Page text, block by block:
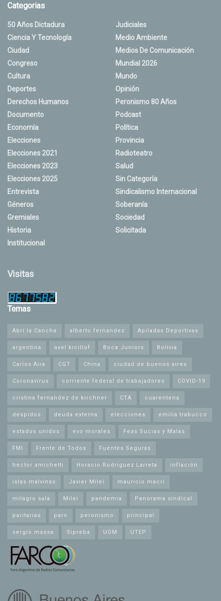
Categorias
50 Años Dictadura
Ciencia Y Tecnología
Ciudad
Congreso
Cultura
Deportes
Derechos Humanos
Documento
Economía
Elecciones
Elecciones 2021
Elecciones 2023
Elecciones 2025
Entrevista
Géneros
Gremiales
Historia
Institucional
Judiciales
Medio Ambiente
Medios De Comunicación
Mundial 2026
Mundo
Opinión
Peronismo 80 Años
Podcast
Política
Provincia
Radioteatro
Salud
Sin Categoría
Sindicalismo Internacional
Soberanía
Sociedad
Solicitada
Visitas
Temas
Abrí la Cancha alberto fernandez Apiladas Deportivas
argentina axel kicillof Boca Juniors Bolivia
Carlos Aira CGT China ciudad de buenos aires
Coronavirus corriente federal de trabajadores COVID-19
cristina fernandez de kirchner CTA cuarentena
despidos deuda externa elecciones emilia trabucco
estados unidos evo morales Feas Sucias y Malas
FMI Frente de Todos Fuentes Seguras
hector amichetti Horacio Rodríguez Larreta inflación
islas malvinas Javier Milei mauricio macri
milagro sala Milei pandemia Panorama sindical
paritarias paro peronismo principal
sergio massa Sipreba UOM UTEP